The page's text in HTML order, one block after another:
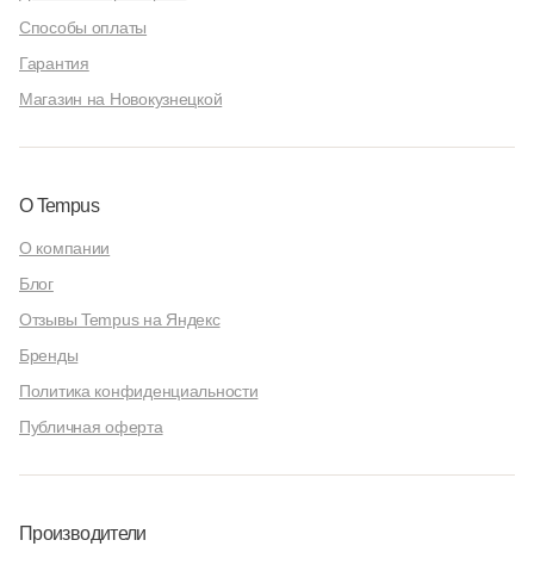
Способы оплаты
Гарантия
Магазин на Новокузнецкой
О Tempus
О компании
Блог
Отзывы Tempus на Яндекс
Бренды
Политика конфиденциальности
Публичная оферта
Производители